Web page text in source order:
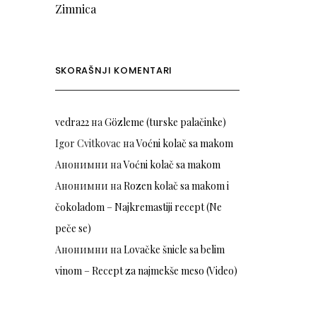
Zimnica
SKORAŠNJI KOMENTARI
vedra22наGözleme (turske palačinke)
Igor Cvitkovac наVoćni kolač sa makom
Анонимни наVoćni kolač sa makom
Анонимни наRozen kolač sa makom i
čokoladom – Najkremastiji recept (Ne
peče se)
Анонимни наLovačke šnicle sa belim
vinom – Recept za najmekše meso (Video)